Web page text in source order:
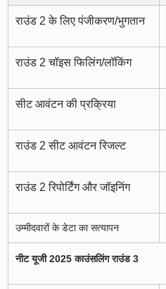
राउंड 2 के लिए पंजीकरण/भुगतान
राउंड 2 चॉइस फिलिंग/लॉकिंग
सीट आवंटन की प्रक्रिया
राउंड 2 सीट आवंटन रिजल्ट
राउंड 2 रिपोर्टिंग और जॉइनिंग
उम्मीदवारों के डेटा का सत्यापन
नीट यूजी 2025 काउंसलिंग राउंड 3